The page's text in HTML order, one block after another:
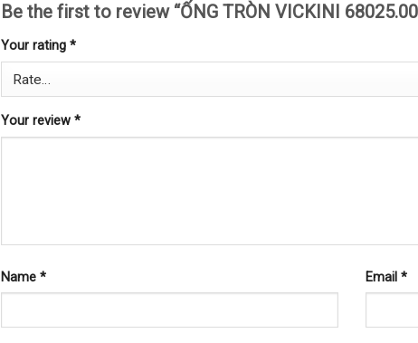
Be the first to review “ỐNG TRÒN VICKINI
Your rating *
Your review *
Name * Email *